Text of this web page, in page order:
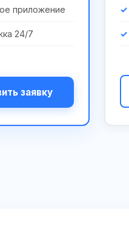
приложение
24/7
заявку